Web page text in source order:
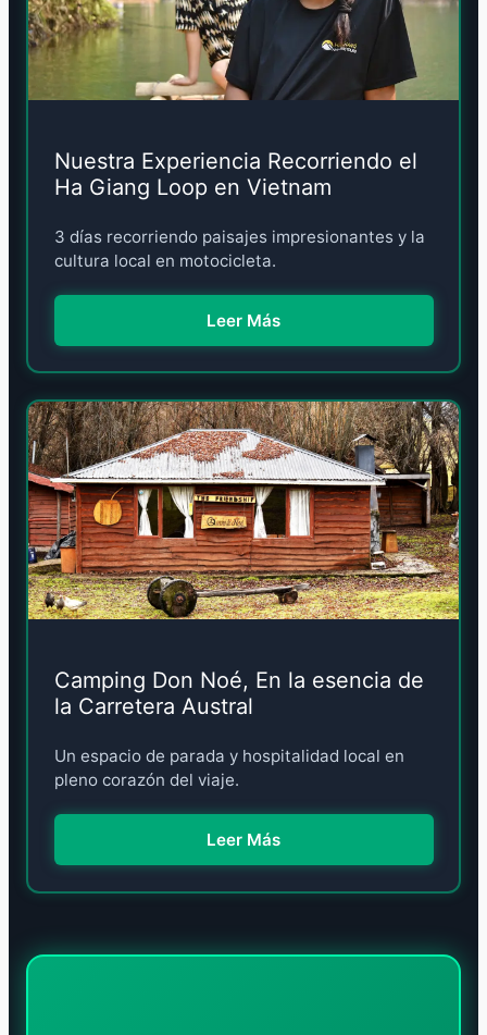
Nuestra Experiencia Recorriendo el
Ha Giang Loop en Vietnam
3 días recorriendo paisajes impresionantes y la
cultura local en motocicleta.
Leer Más
Camping Don Noé, En la esencia de
la Carretera Austral
Un espacio de parada y hospitalidad local en
pleno corazón del viaje.
Leer Más